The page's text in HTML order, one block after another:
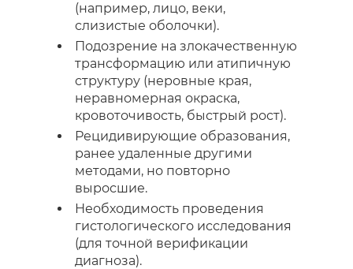
(например, лицо, веки,
слизистые оболочки).
Подозрение на злокачественную
трансформацию или атипичную
структуру (неровные края,
неравномерная окраска,
кровоточивость, быстрый рост).
Рецидивирующие образования,
ранее удаленные другими
методами, но повторно
выросшие.
Необходимость проведения
гистологического исследования
(для точной верификации
диагноза).